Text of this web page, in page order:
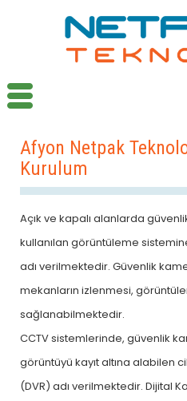
Afyon Netpak
Kurulum
Açık ve kapalı alanlarda
kullanılan görüntüleme
adı verilmektedir. Güvenlik
mekanların izlenmesi,
sağlanabilmektedir.
CCTV sistemlerinde, güvenlik
görüntüyü kayıt altına alabilen
(DVR) adı verilmektedir. Dijital